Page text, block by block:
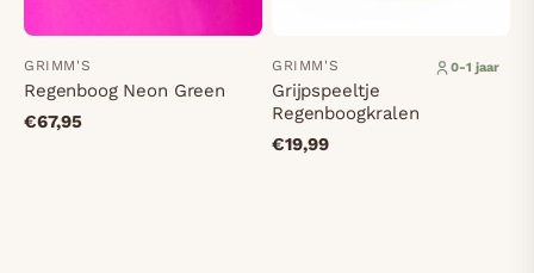
GRIMM'S
Regenboog Neon Green
€67,95
GRIMM'S 0-1 jaar
Grijpspeeltje
Regenboogkralen
€19,99